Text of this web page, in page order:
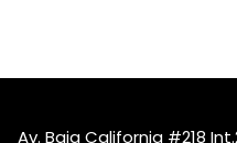
Av. Baja California #218